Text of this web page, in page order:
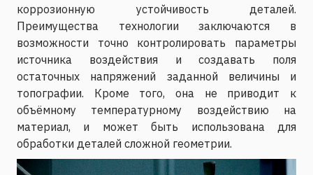
коррозионную устойчивость деталей.
Преимущества технологии заключаются в
возможности точно контролировать параметры
источника воздействия и создавать поля
остаточных напряжений заданной величины и
топографии. Кроме того, она не приводит к
объёмному температурному воздействию на
материал, и может быть использована для
обработки деталей сложной геометрии.